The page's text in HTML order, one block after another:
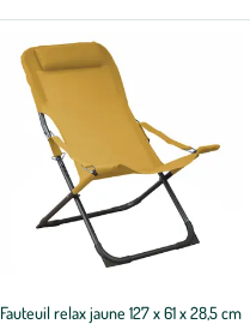
Fauteuil relax jaune 127 x 61 x 28,5 cm